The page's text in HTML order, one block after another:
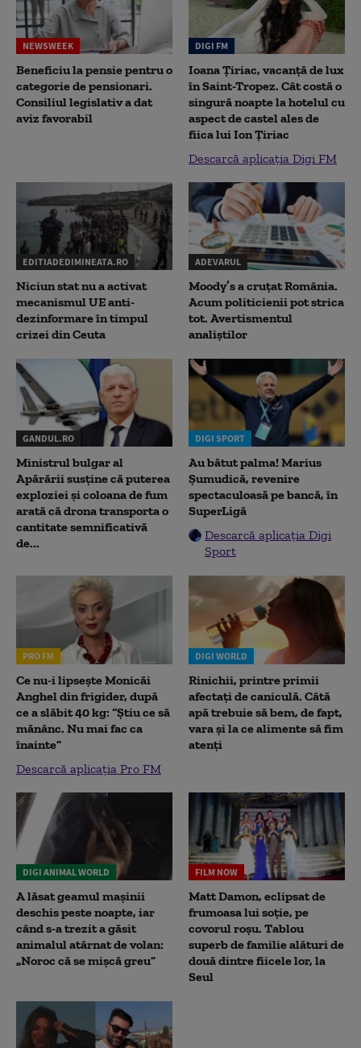
NEWSWEEK
Beneficiu la pensie pentru o
categorie de pensionari.
Consiliul legislativ a dat
aviz favorabil
DIGI FM
Ioana Țiriac, vacanță de lux
în Saint-Tropez. Cât costă o
singură noapte la hotelul cu
aspect de castel ales de
fiica lui Ion Țiriac
Descarcă aplicația Digi FM
EDITIADEDIMINEATA.RO
Niciun stat nu a activat
mecanismul UE anti-
dezinformare în timpul
crizei din Ceuta
ADEVARUL
Moody’s a cruțat România.
Acum politicienii pot strica
tot. Avertismentul
analiștilor
GANDUL.RO
Ministrul bulgar al
Apărării susține că puterea
exploziei și coloana de fum
arată că drona transporta o
cantitate semnificativă
de...
DIGI SPORT
Au bătut palma! Marius
Șumudică, revenire
spectaculoasă pe bancă, în
SuperLigă
Descarcă aplicația Digi
Sport
PRO FM
Ce nu-i lipsește Monicăi
Anghel din frigider, după
ce a slăbit 40 kg: “Știu ce să
mănânc. Nu mai fac ca
înainte”
Descarcă aplicația Pro FM
DIGI WORLD
Rinichii, printre primii
afectați de caniculă. Câtă
apă trebuie să bem, de fapt,
vara și la ce alimente să fim
atenți
DIGI ANIMAL WORLD
A lăsat geamul mașinii
deschis peste noapte, iar
când s-a trezit a găsit
animalul atârnat de volan:
„Noroc că se mișcă greu”
FILM NOW
Matt Damon, eclipsat de
frumoasa lui soție, pe
covorul roșu. Tablou
superb de familie alături de
două dintre fiicele lor, la
Seul